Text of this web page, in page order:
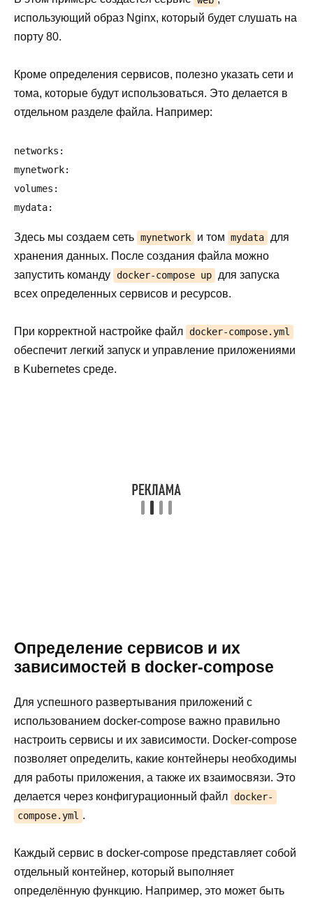
использующий образ Nginx, который будет слушать на
порту 80.
Кроме определения сервисов, полезно указать сети и
тома, которые будут использоваться. Это делается в
отдельном разделе файла. Например:
networks:
mynetwork:
volumes:
mydata:
Здесь мы создаем сеть mynetwork и том mydata
для
хранения данных. После создания файла можно
запустить команду docker-compose up
для запуска
всех определенных сервисов и ресурсов.
При корректной настройке файл docker-compose.yml
обеспечит легкий запуск и управление приложениями
в Kubernetes среде.
Определение сервисов и их
зависимостей в docker-compose
Для успешного развертывания приложений с
использованием docker-compose важно правильно
настроить сервисы и их зависимости. Docker-compose
позволяет определить, какие контейнеры необходимы
для работы приложения, а также их взаимосвязи. Это
делается через конфигурационный файл docker-
compose.yml .
Каждый сервис в docker-compose представляет собой
отдельный контейнер, который выполняет
определённую функцию. Например, это может быть